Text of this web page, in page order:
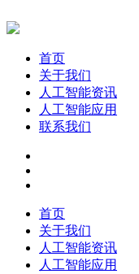
首页
关于我们
人工智能资讯
人工智能应用
联系我们
首页
关于我们
人工智能资讯
人工智能应用